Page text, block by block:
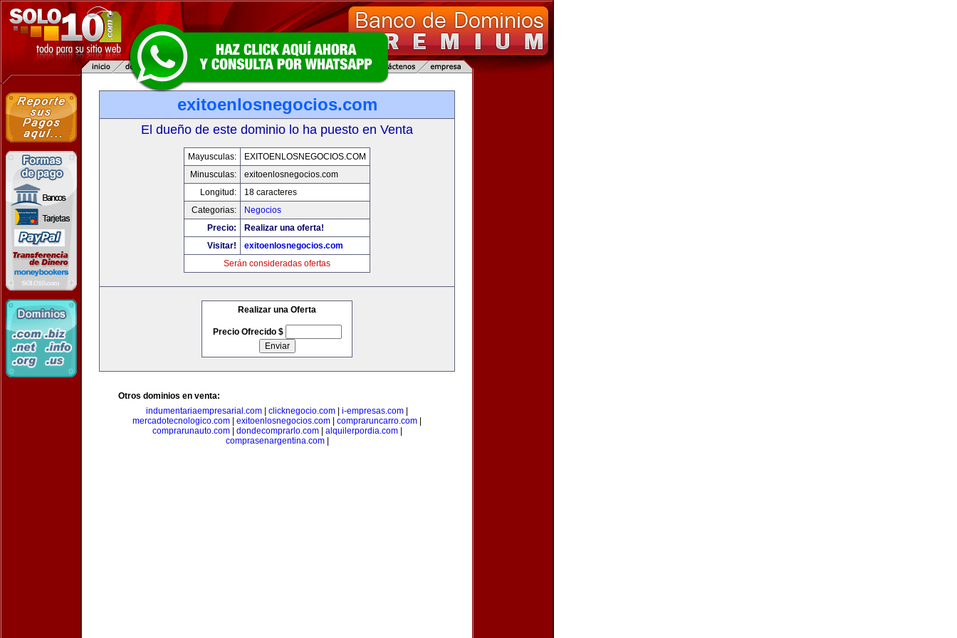
exitoenlosnegocios.com
El dueño de este dominio lo ha puesto en Venta
Mayusculas:
EXITOENLOSNEGOCIOS.COM
Minusculas:
exitoenlosnegocios.com
Longitud:
18 caracteres
Categorias:
Negocios
Precio:
Realizar una oferta!
Visitar!
exitoenlosnegocios.com
Serán consideradas ofertas
Realizar una Oferta
Precio Ofrecido $
Otros dominios en venta:
indumentariaempresarial.com
clicknegocio.com i-empresas.com
mercadotecnologico.com
exitoenlosnegocios.com compraruncarro.com
comprarunauto.com| dondecomprarlo.com| alquilerpordia.com|
comprasenargentina.com|